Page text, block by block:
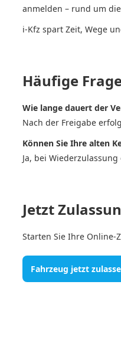
anmelden – rund um
i-Kfz spart Zeit, Wege
Häufige
Wie lange dauert der
Nach der Freigabe
Können Sie Ihre alten
Ja, bei
Jetzt
Starten Sie Ihre Online-
Fahrzeug jetzt